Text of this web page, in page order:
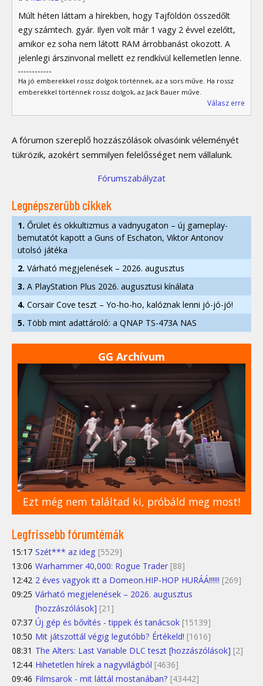
Múlt héten láttam a hírekben, hogy Tajföldön összedőlt
egy számtech. gyár. Ilyen volt már 1 vagy 2 évvel ezelőtt,
amikor ez soha nem látott RAM árrobbanást okozott. A
jelenlegi árszinvonal mellett ez rendkívül kellemetlen lenne.
Ha jó emberekkel rossz dolgok történnek, az a sors műve. Ha rossz
emberekkel történnek rossz dolgok, az Jack Bauer műve.
Válasz erre
A fórumon szereplő hozzászólások olvasóink véleményét
tükrözik, azokért semmilyen felelősséget nem vállalunk.
Fórumszabályzat
Legnépszerűbb cikkek
1. Őrület és okkultizmus a vadnyugaton – új gameplay-
bemutatót kapott a Guns of Eschaton, Viktor Antonov
utolsó játéka
2. Várható megjelenések – 2026. augusztus
3. A PlayStation Plus 2026. augusztusi kínálata
4. Corsair Cove teszt – Yo-ho-ho, kalóznak lenni jó-jó-jó!
5. Több mint adattároló: a QNAP TS-473A NAS
GG Archívum
Ezt még nem találtad ki, próbáld meg most!
Legfrissebb fórumtémák
15:17 Szét*** az ideg [5529]
13:06 Warhammer 40,000: Rogue Trader [88]
12:42 2 éves vagyok itt a Domeon.HIP-HOP HURÁÁ!!!!!! [269]
09:25 Várható megjelenések – 2026. augusztus
[hozzászólások] [21]
07:37 Új gép és bővítés - tippek és tanácsok [15139]
10:50 Mit játszottál végig legutóbb? Értékeld! [1616]
08:31 The Alters: Last Variable DLC teszt [hozzászólások] [2]
12:44 Hihetetlen hírek a nagyvilágból [4636]
09:46 Filmsarok - mit láttál mostanában? [43442]